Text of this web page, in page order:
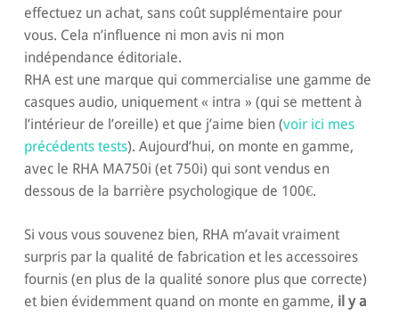
effectuez un achat, sans coût supplémentaire pour
vous. Cela n’influence ni mon avis ni mon
indépendance éditoriale.
RHA est une marque qui commercialise une gamme de
casques audio, uniquement « intra » (qui se mettent à
l’intérieur de l’oreille) et que j’aime bien (voir ici mes
précédents tests). Aujourd’hui, on monte en gamme,
avec le RHA MA750i (et 750i) qui sont vendus en
dessous de la barrière psychologique de 100€.
Si vous vous souvenez bien, RHA m’avait vraiment
surpris par la qualité de fabrication et les accessoires
fournis (en plus de la qualité sonore plus que correcte)
et bien évidemment quand on monte en gamme, il y a